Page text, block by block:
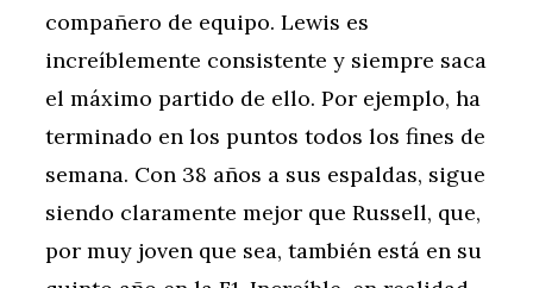
compañero de equipo. Lewis es
increíblemente consistente y siempre saca
el máximo partido de ello. Por ejemplo, ha
terminado en los puntos todos los fines de
semana. Con 38 años a sus espaldas, sigue
siendo claramente mejor que Russell, que,
por muy joven que sea, también está en su